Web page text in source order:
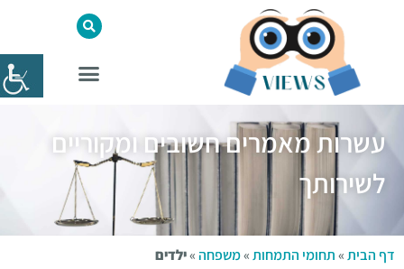
עשרות מאמרים חשובים ומקוריים
לשירותך
דף הבית»תחומי התמחות»משפחה»ילדים